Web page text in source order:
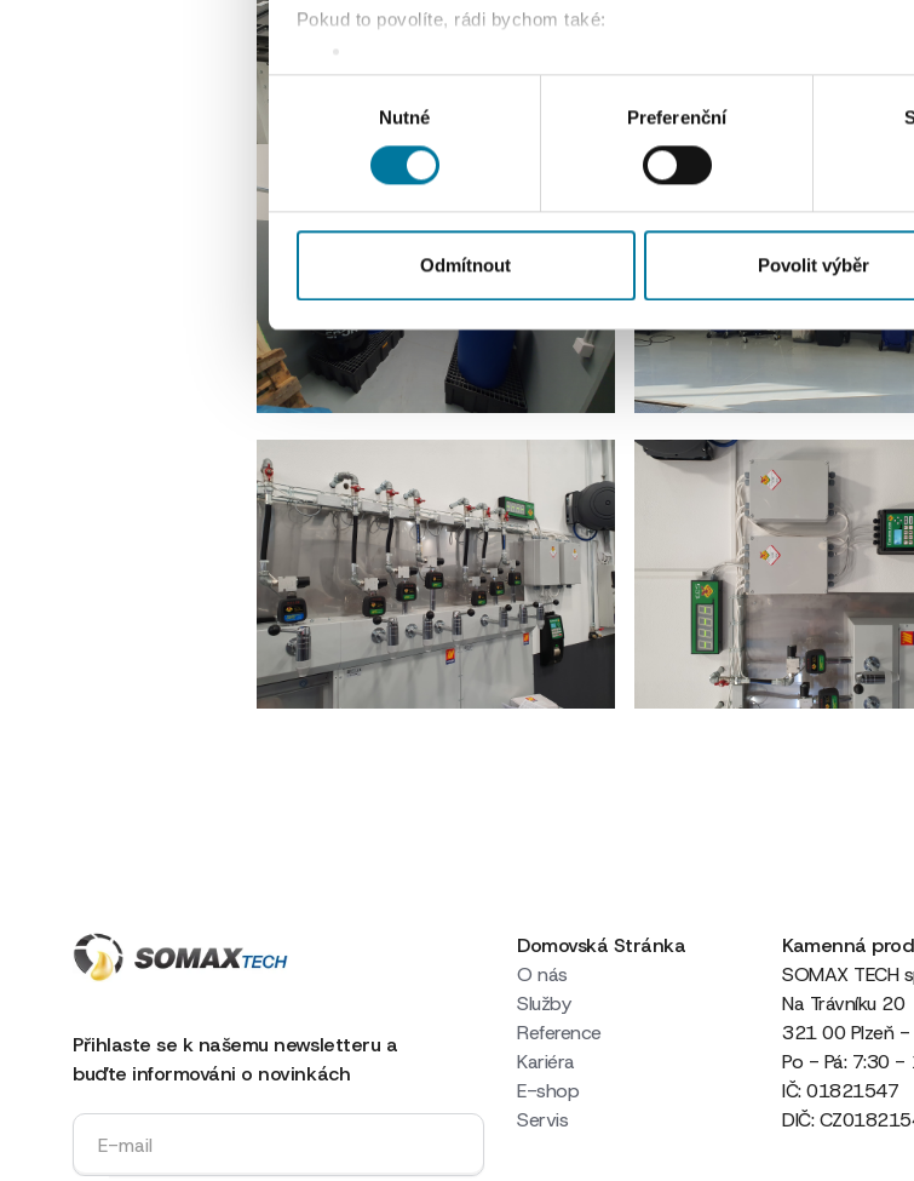
Pokud to povolíte, rádi bychom také:
Identifikovali vaše zařízení pomocí aktivního skenování pro
Zjistěte více o tom, jak zpracováváme vaše osobní údaje, a nastavte si
tyto údaje mohou zkombinovat s dalšími informacemi, které jste jim
Nutné Preferenční
Odmítnout Povolit výběr
Přihlaste se k našemu newsletteru a
buďte informováni o novinkách
Domovská Stránka
O nás
Služby
Reference
Kariéra
E-shop
Servis
Kamenná
SOMAX TECH
Na Trávníku 20
321 00 Plzeň
Po - Pá: 7:30 -
IČ: 01821547
DIČ: